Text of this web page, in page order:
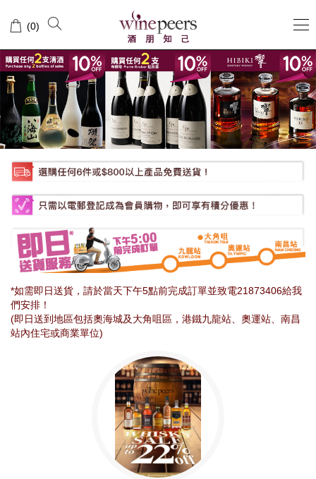
Wine
Peers
酒
朋
知
己
(0)
*如需即日送貨，請於當天下午5點前完成訂單並致電21873406給我
們安排！
(即日送到地區包括奧海城及大角咀區，港鐵九龍站、奧運站、南昌
站內住宅或商業單位)